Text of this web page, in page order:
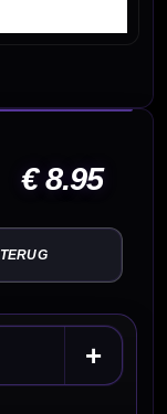
€ 8.95
TERUG
+